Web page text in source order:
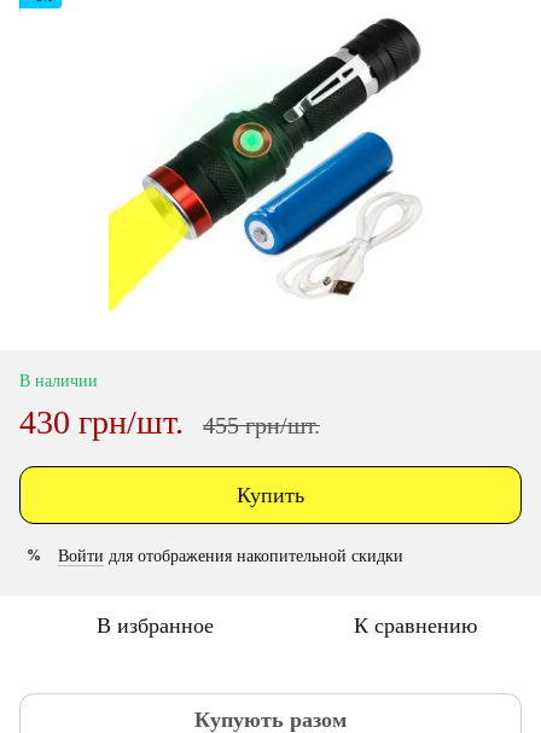
В наличии
430 грн/шт. 455 грн/шт.
Купить
% Войти для отображения накопительной скидки
В избранное К сравнению
Купують разом